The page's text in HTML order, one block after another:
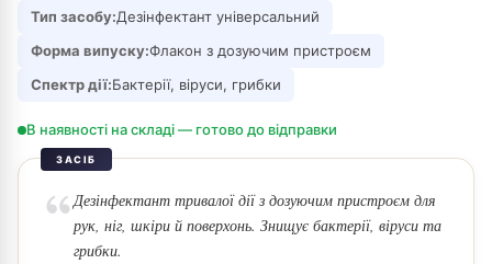
Тип засобу:Дезінфектант універсальний
Форма випуску:Флакон з дозуючим пристроєм
Спектр дії:Бактерії, віруси, грибки
В наявності на складі — готово до відправки
ЗАСІБ
Дезінфектант тривалої дії з дозуючим пристроєм для
рук, ніг, шкіри й поверхонь. Знищує бактерії, віруси та
грибки.